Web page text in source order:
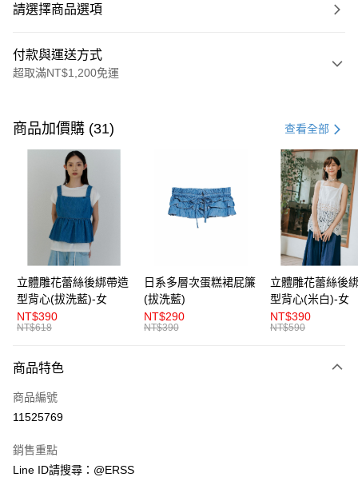
請選擇商品選項
付款與運送方式
超取滿NT$1,200免運
信用卡一次付款
超商取貨付款
LINE Pay
Apple Pay
街口支付
悠遊付
AFTEE先享後付
相關說明
便利好安心！
２．便利：只要手機號碼，簡訊認證，即可結帳。
３．安心：先確認商品／服務後，再付款。
【「AFTEE先享後付」結帳流程】
１．於結帳方式選擇「AFTEE先享後付」後，將跳轉至「AFTEE先享後付」
結帳頁面，進行簡訊認證並確認金額後，即可完成結帳。
運送方式
全家取貨付款
付款後全家取貨
商品加價購 (31) 查看全部
立體雕花蕾絲後綁帶造
型背心(拔洗藍)-女
NT$390
NT$618
日系多層次蛋糕裙屁簾
(拔洗藍)
NT$290
NT$390
立體雕花蕾絲後
型背心(米白)-女
NT$390
NT$590
商品特色
商品編號
11525769
銷售重點
Line ID請搜尋：@ERSS